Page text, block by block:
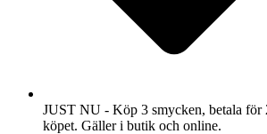
JUST NU - Köp 3 smycken, betala för
köpet. Gäller i butik och online.